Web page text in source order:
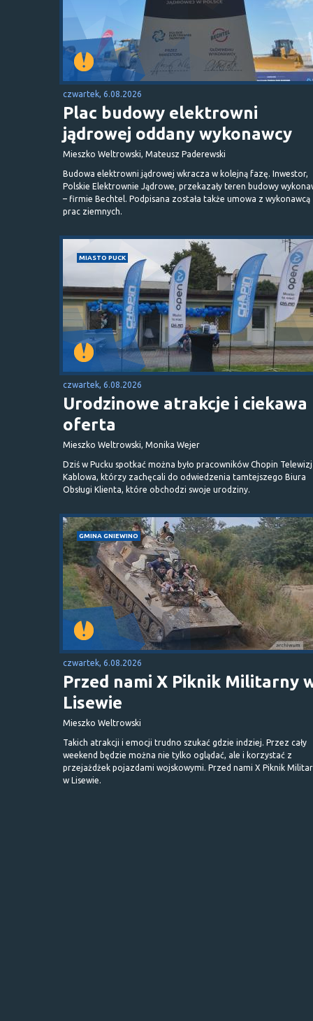
czwartek, 6.08.2026
Plac budowy elektrowni
jądrowej oddany wykonawcy
Mieszko Weltrowski, Mateusz Paderewski
Budowa elektrowni jądrowej wkracza w kolejną fazę. Inwestor,
Polskie Elektrownie Jądrowe, przekazały teren budowy
– firmie Bechtel. Podpisana została także umowa z wykonawcą
prac ziemnych.
MIASTO PUCK
czwartek, 6.08.2026
Urodzinowe atrakcje i ciekawa
oferta
Mieszko Weltrowski, Monika Wejer
Dziś w Pucku spotkać można było pracowników Chopin
Kablowa, którzy zachęcali do odwiedzenia tamtejszego Biura
Obsługi Klienta, które obchodzi swoje urodziny.
GMINA GNIEWINO
czwartek, 6.08.2026
Przed nami X Piknik Militarny
Lisewie
Mieszko Weltrowski
Takich atrakcji i emocji trudno szukać gdzie indziej. Przez cały
weekend będzie można nie tylko oglądać, ale i korzystać z
przejażdżek pojazdami wojskowymi. Przed nami X Piknik
w Lisewie.